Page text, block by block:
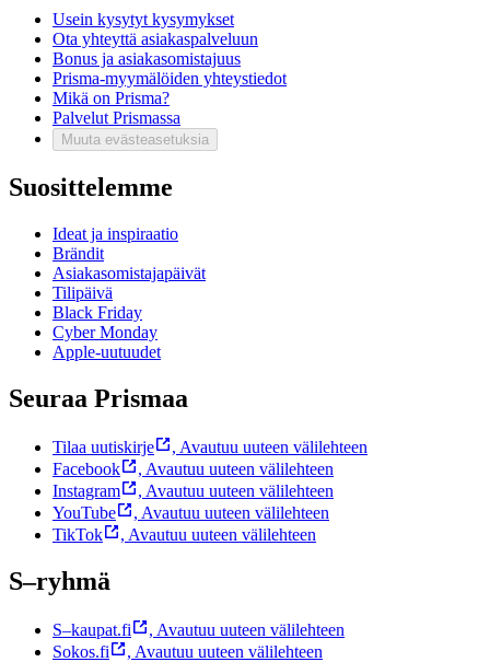
Usein kysytyt kysymykset
Ota yhteyttä asiakaspalveluun
Bonus ja asiakasomistajuus
Prisma-myymälöiden yhteystiedot
Mikä on Prisma?
Palvelut Prismassa
Muuta evästeasetuksia
Suosittelemme
Ideat ja inspiraatio
Brändit
Asiakasomistajapäivät
Tilipäivä
Black Friday
Cyber Monday
Apple-uutuudet
Seuraa Prismaa
Tilaa uutiskirje , Avautuu uuteen välilehteen
Facebook
, Avautuu uuteen välilehteen
Instagram
, Avautuu uuteen välilehteen
YouTube
, Avautuu uuteen välilehteen
TikTok
, Avautuu uuteen välilehteen
S–ryhmä
S–kaupat.fi , Avautuu uuteen välilehteen
Sokos.fi
, Avautuu uuteen välilehteen